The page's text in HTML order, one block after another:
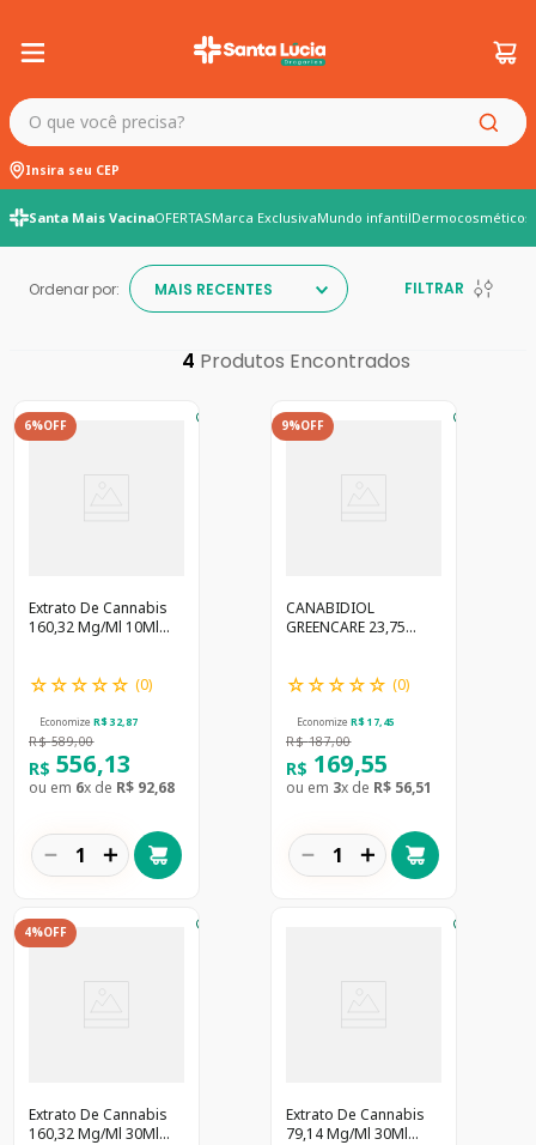
O que você precisa?
Insira seu CEP
Santa Mais VacinaOFERTASMarca ExclusivaMundo infantilDermocosméticos
Ordenar por: MAIS RECENTES FILTRAR
4
6%OFF
Extrato De Cannabis
160,32 Mg/Ml 10Ml
☆☆☆☆☆ (0)
Economize R$ 32,87
R$ 589,00
R$ 556,13
ou em 6x de R$ 92,68
＋
－
9%OFF
CANABIDIOL
GREENCARE 23,75
☆☆☆☆☆ (0)
Economize R$ 17,45
R$ 187,00
R$ 169,55
ou em 3x de R$ 56,51
＋
－
4%OFF
Extrato De Cannabis
160,32 Mg/Ml 30Ml
Extrato De Cannabis
79,14 Mg/Ml 30Ml